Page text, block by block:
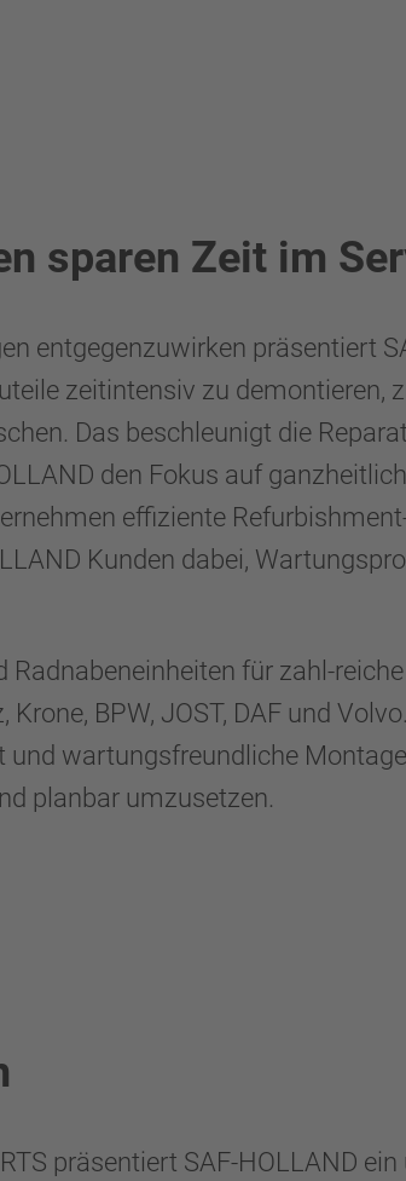
sparen Zeit im
entgegenzuwirken präsentiert
zeitintensiv zu demontieren,
Das beschleunigt die
den Fokus auf
effiziente
Kunden dabei,
für zahl-
BPW, JOST, DAF und
wartungsfreundliche
planbar umzusetzen.
präsentiert SAF-HOLLAND